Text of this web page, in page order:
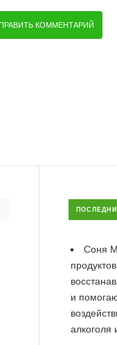
Соня
и
алкоголя